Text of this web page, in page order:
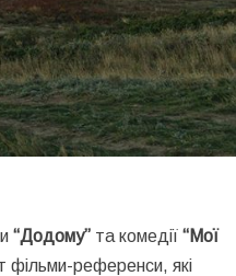
“Додому” та комедії“Мої
фільми-референси, які